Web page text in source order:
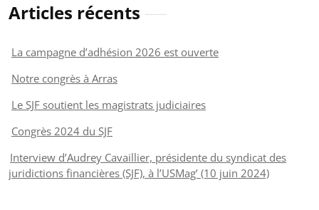
Articles récents
La campagne d’adhésion 2026 est ouverte
Notre congrès à Arras
Le SJF soutient les magistrats judiciaires
Congrès 2024 du SJF
Interview d’Audrey Cavaillier, présidente du syndicat des
juridictions financières (SJF), à l’USMag’ (10 juin 2024)